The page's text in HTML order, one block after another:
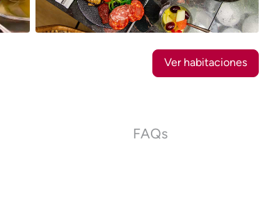
Ver habitaciones
FAQs